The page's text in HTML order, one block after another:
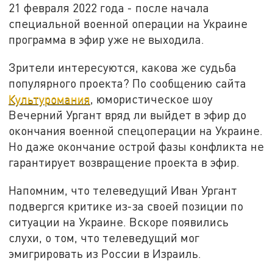
21 февраля 2022 года - после начала
специальной военной операции на Украине
программа в эфир уже не выходила.
Зрители интересуются, какова же судьба
популярного проекта? По сообщению сайта
Культуромания, юмористическое шоу
Вечерний Ургант вряд ли выйдет в эфир до
окончания военной спецоперации на Украине.
Но даже окончание острой фазы конфликта не
гарантирует возвращение проекта в эфир.
Напомним, что телеведущий Иван Ургант
подвергся критике из-за своей позиции по
ситуации на Украине. Вскоре появились
слухи, о том, что телеведущий мог
эмигрировать из России в Израиль.